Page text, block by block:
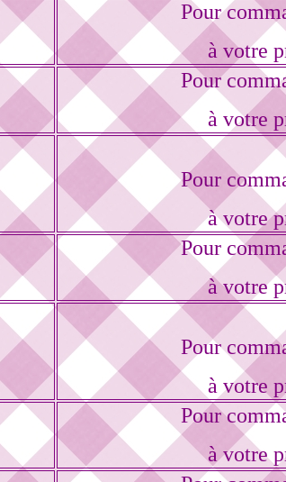
Pour
à votre
Pour
à votre
Pour
à votre
Pour
à votre
Pour
à votre
Pour
à votre